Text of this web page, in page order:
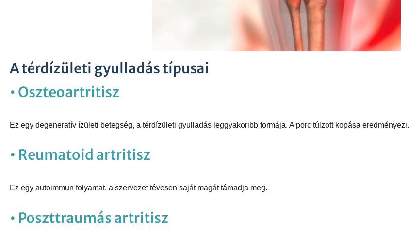
A térdízületi gyulladás típusai
• Oszteoartritisz
Ez egy degeneratív ízületi betegség, a térdízületi gyulladás leggyakoribb formája. A porc túlzott kopása eredményezi.
• Reumatoid artritisz
Ez egy autoimmun folyamat, a szervezet tévesen saját magát támadja meg.
• Poszttraumás artritisz